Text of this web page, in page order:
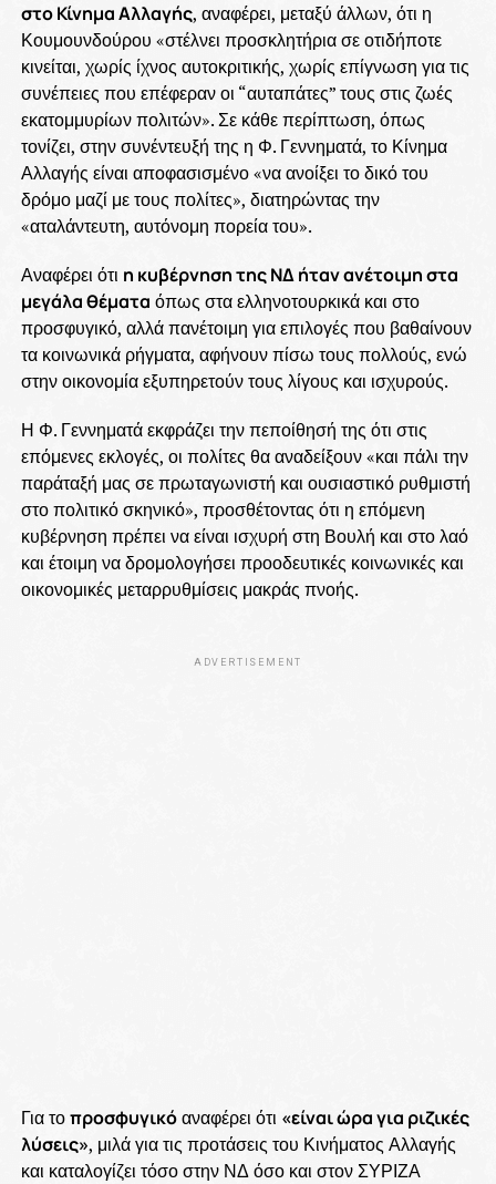
στο Κίνημα Αλλαγής, αναφέρει, μεταξύ άλλων, ότι η
Κουμουνδούρου «στέλνει προσκλητήρια σε οτιδήποτε
κινείται, χωρίς ίχνος αυτοκριτικής, χωρίς επίγνωση για τις
συνέπειες που επέφεραν οι “αυταπάτες” τους στις ζωές
εκατομμυρίων πολιτών». Σε κάθε περίπτωση, όπως
τονίζει, στην συνέντευξή της η Φ. Γεννηματά, το Κίνημα
Αλλαγής είναι αποφασισμένο «να ανοίξει το δικό του
δρόμο μαζί με τους πολίτες», διατηρώντας την
«αταλάντευτη, αυτόνομη πορεία του».
Αναφέρει ότι η κυβέρνηση της ΝΔ ήταν ανέτοιμη στα
μεγάλα θέματα όπως στα ελληνοτουρκικά και στο
προσφυγικό, αλλά πανέτοιμη για επιλογές που βαθαίνουν
τα κοινωνικά ρήγματα, αφήνουν πίσω τους πολλούς, ενώ
στην οικονομία εξυπηρετούν τους λίγους και ισχυρούς.
Η Φ. Γεννηματά εκφράζει την πεποίθησή της ότι στις
επόμενες εκλογές, οι πολίτες θα αναδείξουν «και πάλι την
παράταξή μας σε πρωταγωνιστή και ουσιαστικό ρυθμιστή
στο πολιτικό σκηνικό», προσθέτοντας ότι η επόμενη
κυβέρνηση πρέπει να είναι ισχυρή στη Βουλή και στο λαό
και έτοιμη να δρομολογήσει προοδευτικές κοινωνικές και
οικονομικές μεταρρυθμίσεις μακράς πνοής.
ADVERTISEMENT
Για τοπροσφυγικόαναφέρει ότι «είναι ώρα για ριζικές
λύσεις», μιλά για τις προτάσεις του Κινήματος Αλλαγής
και καταλογίζει τόσο στην ΝΔ όσο και στον ΣΥΡΙΖΑ